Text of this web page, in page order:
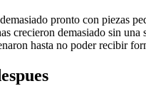
pronto con piezas
crecieron demasiado sin una
hasta no poder recibir